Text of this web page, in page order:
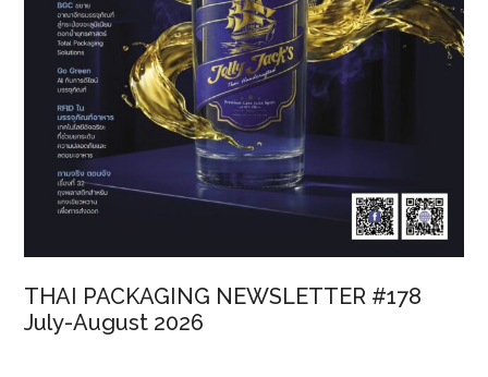
THAI PACKAGING NEWSLETTER #178
July-August 2026